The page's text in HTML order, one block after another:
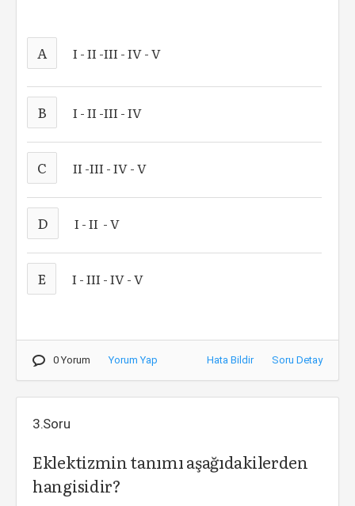
A I - II -III - IV - V
B I - II -III - IV
C II -III - IV - V
D I - II - V
E I - III - IV - V
0 Yorum Yorum Yap Hata Bildir Soru Detay
3.Soru
Eklektizmin tanımı aşağıdakilerden
hangisidir?